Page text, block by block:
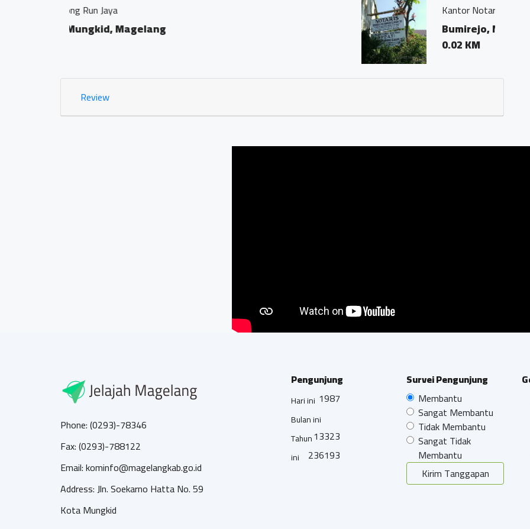
Kantor Notaris dan PPAT "Georgius Ivo Marius, SH"
Bumirejo, Mungkid, Magelang
Review
Phone: (0293)-78346
Fax: (0293)-788122
Email: kominfo@magelangkab.go.id
Address: Jln. Soekarno Hatta No. 59
Kota Mungkid
Pengunjung
Hari ini 1987
Bulan ini
13323
Tahun
ini
236193
Survei Pengunjung
Membantu
Sangat Membantu
Tidak Membantu
Sangat Tidak
Membantu
Kirim Tanggapan